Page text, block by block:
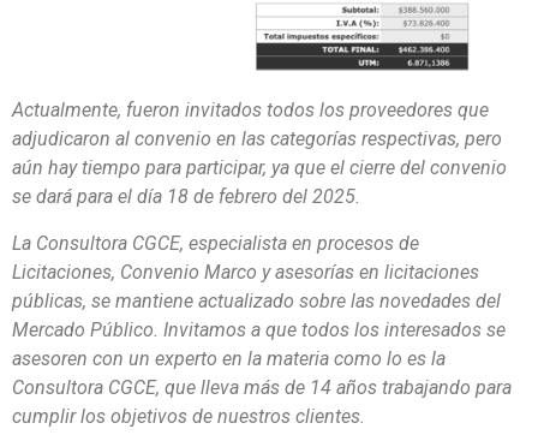
Actualmente, fueron invitados todos los proveedores que
adjudicaron al convenio en las categorías respectivas, pero
aún hay tiempo para participar, ya que el cierre del convenio
se dará para el día 18 de febrero del 2025.
La Consultora CGCE, especialista en procesos de
Licitaciones, Convenio Marco y asesorías en licitaciones
públicas, se mantiene actualizado sobre las novedades del
Mercado Público. Invitamos a que todos los interesados se
asesoren con un experto en la materia como lo es la
Consultora CGCE, que lleva más de 14 años trabajando para
cumplir los objetivos de nuestros clientes.